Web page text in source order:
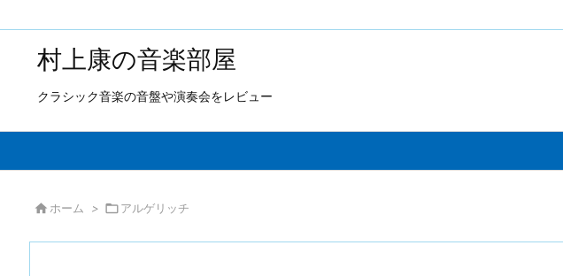
村上康の音楽部屋
クラシック音楽の音盤や演奏会をレビュー
 ホーム > アルゲリッチ